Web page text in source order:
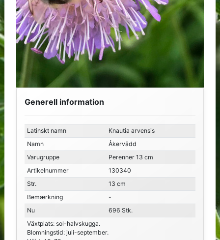
Generell information
Latinskt namn
Knautia arvensis
Namn
Åkervädd
Varugruppe
Perenner 13 cm
Artikelnummer
130340
Str.
13 cm
Bemærkning
-
Nu
696 Stk.
Växtplats: sol-halvskugga.
Blomningstid: juli-september.